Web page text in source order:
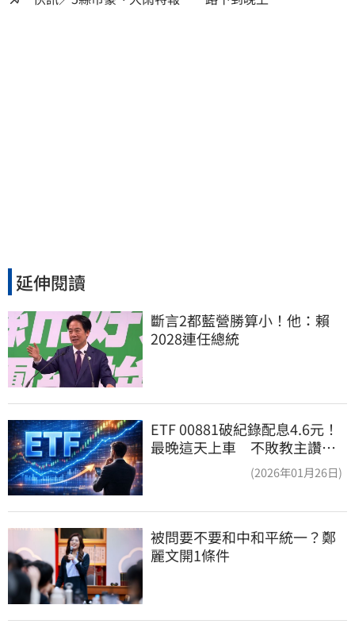
延伸閱讀
斷言2都藍營勝算小！他：賴
2028連任總統
ETF 00881破紀錄配息4.6元！
最晚這天上車 不敗教主讚：
(2026年01月26日)
被問要不要和中和平統一？鄭
麗文開1條件